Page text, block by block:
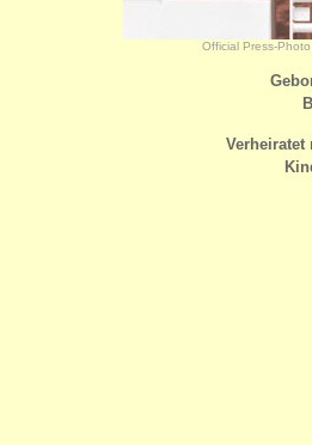
Official Press-
Verheiratet